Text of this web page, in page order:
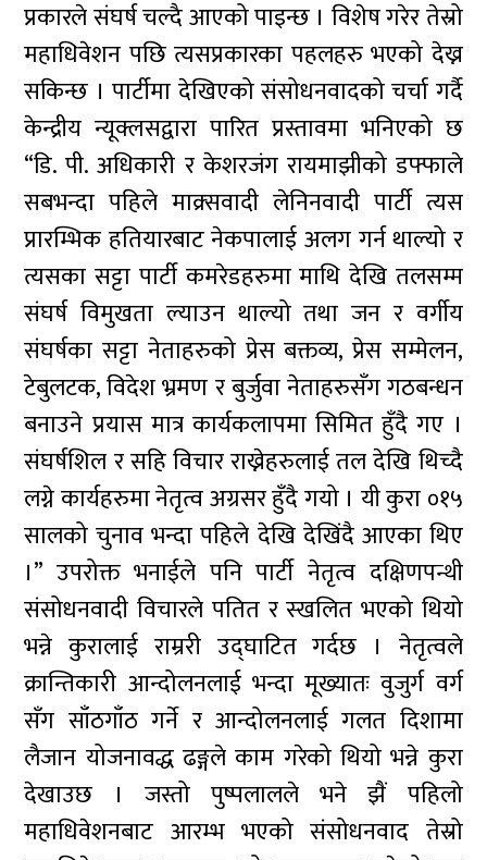
प्रकारले संघर्ष चल्दै आएको पाइन्छ । विशेष गरेर तेस्रो
महाधिवेशन पछि त्यसप्रकारका पहलहरु भएको देख्न
सकिन्छ । पार्टीमा देखिएको संसोधनवादको चर्चा गर्दै
केन्द्रीय न्यूक्लसद्वारा पारित प्रस्तावमा भनिएको छ
“डि. पी. अधिकारी र केशरजंग रायमाझीको डफ्फाले
सबभन्दा पहिले माक्र्सवादी लेनिनवादी पार्टी त्यस
प्रारम्भिक हतियारबाट नेकपालाई अलग गर्न थाल्यो र
त्यसका सट्टा पार्टी कमरेडहरुमा माथि देखि तलसम्म
संघर्ष विमुखता ल्याउन थाल्यो तथा जन र वर्गीय
संघर्षका सट्टा नेताहरुको प्रेस बक्तव्य, प्रेस सम्मेलन,
टेबुलटक, विदेश भ्रमण र बुर्जुवा नेताहरुसँग गठबन्धन
बनाउने प्रयास मात्र कार्यकलापमा सिमित हुँदै गए ।
संघर्षशिल र सहि विचार राख्नेहरुलाई तल देखि थिच्दै
लग्ने कार्यहरुमा नेतृत्व अग्रसर हुँदै गयो । यी कुरा ०१५
सालको चुनाव भन्दा पहिले देखि देखिंदै आएका थिए
।” उपरोक्त भनाईले पनि पार्टी नेतृत्व दक्षिणपन्थी
संसोधनवादी विचारले पतित र स्खलित भएको थियो
भन्ने कुरालाई राम्ररी उद्घाटित गर्दछ । नेतृत्वले
क्रान्तिकारी आन्दोलनलाई भन्दा मूख्यातः वुजुर्ग वर्ग
सँग साँठगाँठ गर्ने र आन्दोलनलाई गलत दिशामा
लैजान योजनावद्ध ढङ्गले काम गरेको थियो भन्ने कुरा
देखाउछ । जस्तो पुष्पलालले भने झैं पहिलो
महाधिवेशनबाट आरम्भ भएको संसोधनवाद तेस्रो